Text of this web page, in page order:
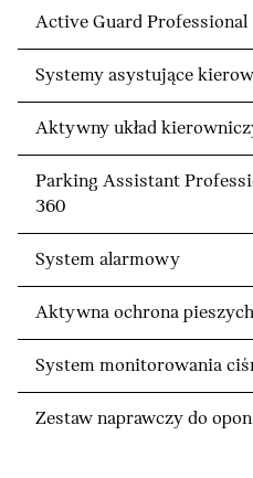
Active Guard Professional
Systemy asystujące
Aktywny układ
Parking Assistant
360
System alarmowy
Aktywna ochrona pieszych
System monitorowania
Zestaw naprawczy do opon